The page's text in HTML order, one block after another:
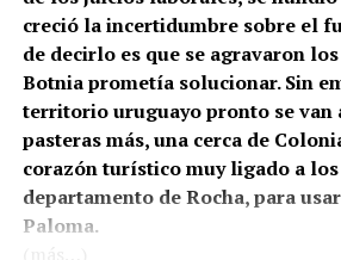
creció la incertidumbre sobre el
de decirlo es que se agravaron
Botnia prometía solucionar. Sin
territorio uruguayo pronto se van
pasteras más, una cerca de
corazón turístico muy ligado a
departamento de Rocha, para
Paloma.